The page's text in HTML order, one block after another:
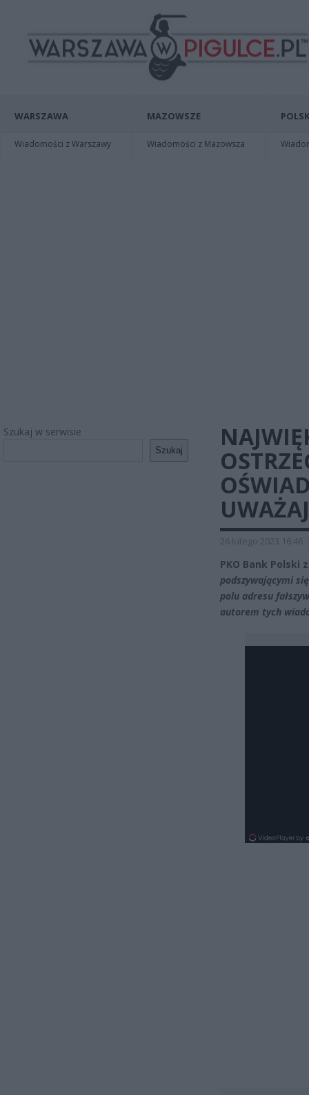
WARSZAWA
Wiadomości z Warszawy
MAZOWSZE
Wiadomości z Mazowsza
Szukaj w serwisie
Szukaj
26 lutego 2023 16:46
PKO Bank Polski
podszywającymi
polu adresu
autorem tych